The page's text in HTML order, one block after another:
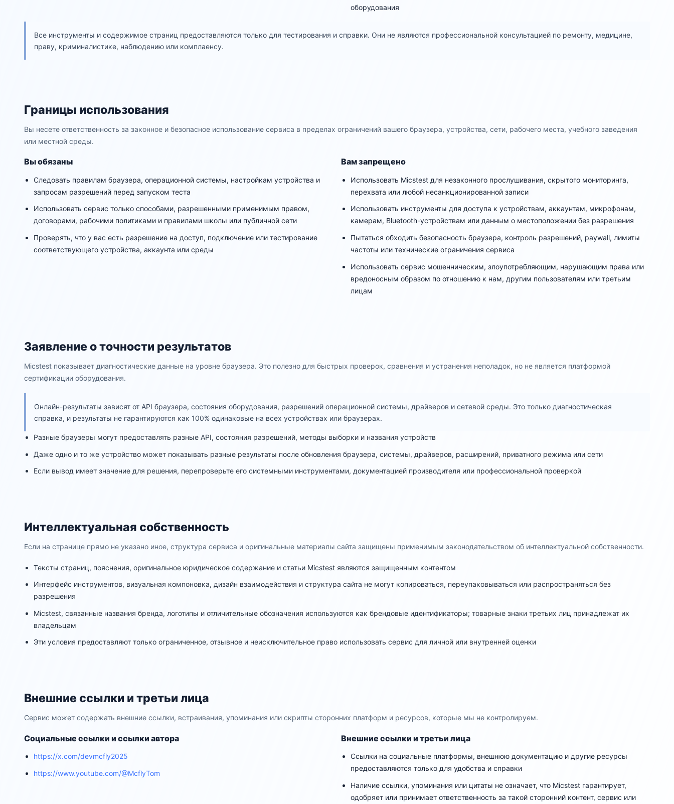
оборудования
Все инструменты и содержимое страниц предоставляются только для тестирования и справки. Они не являются профессиональной консультацией по ремонту, медицине,
праву, криминалистике, наблюдению или комплаенсу.
Границы использования
Вы несете ответственность за законное и безопасное использование сервиса в пределах ограничений вашего браузера, устройства, сети, рабочего места, учебного заведения
или местной среды.
Вы обязаны
Следовать правилам браузера, операционной системы, настройкам устройства и
запросам разрешений перед запуском теста
Использовать сервис только способами, разрешенными применимым правом,
договорами, рабочими политиками и правилами школы или публичной сети
Проверять, что у вас есть разрешение на доступ, подключение или тестирование
соответствующего устройства, аккаунта или среды
Вам запрещено
Использовать Micstest для незаконного прослушивания, скрытого мониторинга,
перехвата или любой несанкционированной записи
Использовать инструменты для доступа к устройствам, аккаунтам, микрофонам,
камерам, Bluetooth-устройствам или данным о местоположении без разрешения
Пытаться обходить безопасность браузера, контроль разрешений, paywall, лимиты
частоты или технические ограничения сервиса
Использовать сервис мошенническим, злоупотребляющим, нарушающим права или
вредоносным образом по отношению к нам, другим пользователям или третьим
лицам
Заявление о точности результатов
Micstest показывает диагностические данные на уровне браузера. Это полезно для быстрых проверок, сравнения и устранения неполадок, но не является платформой
сертификации оборудования.
Онлайн-результаты зависят от API браузера, состояния оборудования, разрешений операционной системы, драйверов и сетевой среды. Это только диагностическая
справка, и результаты не гарантируются как 100% одинаковые на всех устройствах или браузерах.
Разные браузеры могут предоставлять разные API, состояния разрешений, методы выборки и названия устройств
Даже одно и то же устройство может показывать разные результаты после обновления браузера, системы, драйверов, расширений, приватного режима или сети
Если вывод имеет значение для решения, перепроверьте его системными инструментами, документацией производителя или профессиональной проверкой
Интеллектуальная собственность
Если на странице прямо не указано иное, структура сервиса и оригинальные материалы сайта защищены применимым законодательством об интеллектуальной собственности.
Тексты страниц, пояснения, оригинальное юридическое содержание и статьи Micstest являются защищенным контентом
Интерфейс инструментов, визуальная компоновка, дизайн взаимодействия и структура сайта не могут копироваться, переупаковываться или распространяться без
разрешения
Micstest, связанные названия бренда, логотипы и отличительные обозначения используются как брендовые идентификаторы; товарные знаки третьих лиц принадлежат их
владельцам
Эти условия предоставляют только ограниченное, отзывное и неисключительное право использовать сервис для личной или внутренней оценки
Внешние ссылки и третьи лица
Сервис может содержать внешние ссылки, встраивания, упоминания или скрипты сторонних платформ и ресурсов, которые мы не контролируем.
Социальные ссылки и ссылки автора
https://x.com/devmcfly2025
https://www.youtube.com/@McflyTom
Внешние ссылки и третьи лица
Ссылки на социальные платформы, внешнюю документацию и другие ресурсы
предоставляются только для удобства и справки
Наличие ссылки, упоминания или цитаты не означает, что Micstest гарантирует,
одобряет или принимает ответственность за такой сторонний контент, сервис или